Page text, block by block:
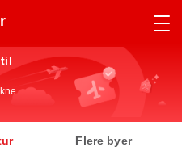
til
Flere byer